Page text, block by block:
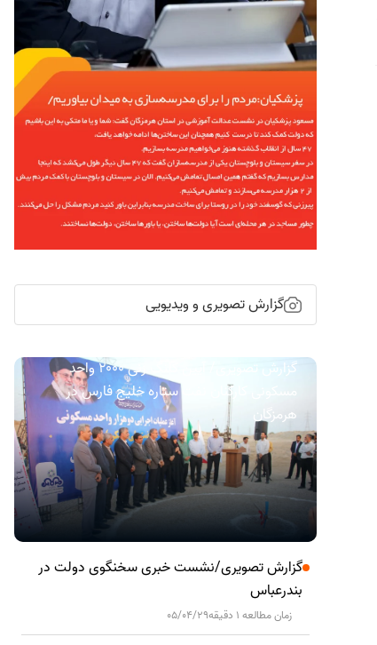
گزارش تصویری و ویدیویی
گزارش تصویری/ آیین کلنگ زنی ۲۰۰۰ واحد
مسکونی کارکنان نفت ستاره خلیج فارس در
هرمزگان
گزارش تصویری/نشست خبری سخنگوی دولت در
بندرعباس
زمان مطالعه 1 دقیقه 05/04/29